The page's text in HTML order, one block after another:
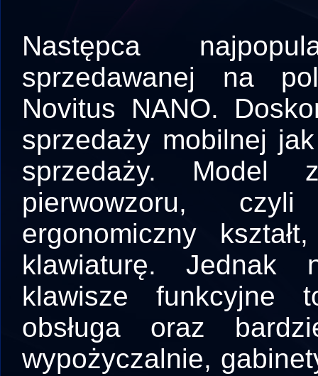
Następca
sprzedawanej na
Novitus NANO.
sprzedaży mobilnej
sprzedaży. Model
pierwowzoru,
ergonomiczny
klawiaturę. Jednak
klawisze funkcyjne
obsługa oraz
wypożyczalnie,